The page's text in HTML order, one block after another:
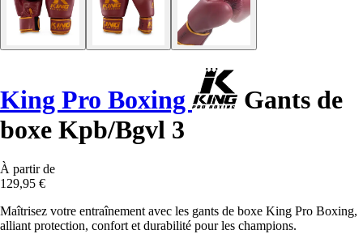
King Pro Boxing
Gants de
boxe Kpb/Bgvl 3
À partir de
129,95 €
Maîtrisez votre entraînement avec les gants de boxe King Pro Boxing,
alliant protection, confort et durabilité pour les champions.